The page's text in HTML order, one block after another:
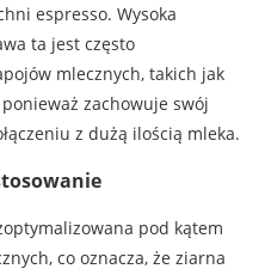
espresso. Wysoka
ta jest często
mlecznych, takich jak
zachowuje swój
z dużą ilością mleka.
pod kątem
co oznacza, że ziarna